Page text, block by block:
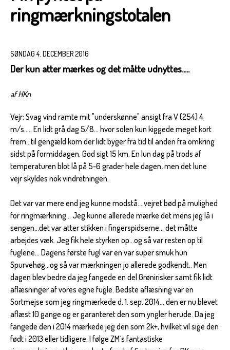
ringmærkningstotalen
SØNDAG 4. DECEMBER 2016
Der kun atter mærkes og det måtte udnyttes.....
af HKn
Vejr: Svag vind ramte mit "underskønne" ansigt fra V (254) 4
m/s..... En lidt grå dag 5/8... hvor solen kun kiggede meget kort
frem...til gengæld kom der lidt byger fra tid til anden fra omkring
sidst på formiddagen. God sigt 15 km. En lun dag på trods af
temperaturen blot lå på 5-6 grader hele dagen, men det lune
vejr skyldes nok vindretningen.
Det var var mere end jeg kunne modstå... vejret bød på mulighed
for ringmærkning... Jeg kunne allerede mærke det mens jeg lå i
sengen...det var atter stikken i fingerspidserne... det måtte
arbejdes væk. Jeg fik hele styrken op...og så var resten op til
fuglene... Dagens første fugl var en var super smuk hun
Spurvehøg...og så var mærkningen jo allerede godkendt.. Men
dagen blev bedre da jeg fangede en del Grønirisker samt fik lidt
aflæsninger af vores egne fugle. Bedste aflæsning var en
Sortmejse som jeg ringmærkede d. 1. sep. 2014... den er nu blevet
aflæst 10 gange og er garanteret den som yngler herude. Da jeg
fangede den i 2014 mærkede jeg den som 2k+, hvilket vil sige den
født i 2013 eller tidligere. I følge ZM`s fantastiske